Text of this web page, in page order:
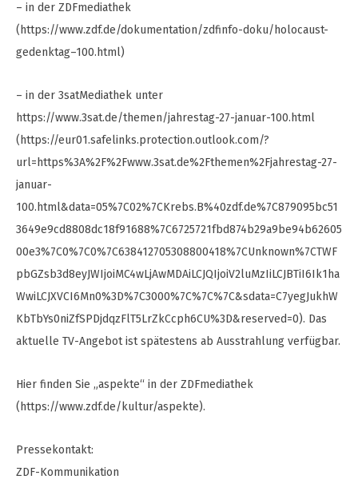
– in der ZDFmediathek
(https://www.zdf.de/dokumentation/zdfinfo-doku/holocaust-
gedenktag–100.html)
– in der 3satMediathek unter
https://www.3sat.de/themen/jahrestag-27-januar-100.html
(https://eur01.safelinks.protection.outlook.com/?
url=https%3A%2F%2Fwww.3sat.de%2Fthemen%2Fjahrestag-27-
januar-
100.html&data=05%7C02%7CKrebs.B%40zdf.de%7C879095bc51
3649e9cd8808dc18f91688%7C6725721fbd874b29a9be94b62605
00e3%7C0%7C0%7C638412705308800418%7CUnknown%7CTWF
pbGZsb3d8eyJWIjoiMC4wLjAwMDAiLCJQIjoiV2luMzIiLCJBTiI6Ik1ha
WwiLCJXVCI6Mn0%3D%7C3000%7C%7C%7C&sdata=C7yegJukhW
KbTbYs0niZfSPDjdqzFlT5LrZkCcph6CU%3D&reserved=0). Das
aktuelle TV-Angebot ist spätestens ab Ausstrahlung verfügbar.
Hier finden Sie „aspekte“ in der ZDFmediathek
(https://www.zdf.de/kultur/aspekte).
Pressekontakt:
ZDF-Kommunikation